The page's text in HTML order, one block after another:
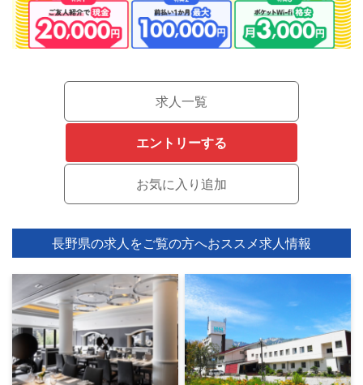
求人一覧
エントリーする
長野県の求人をご覧の方へおススメ求人情報